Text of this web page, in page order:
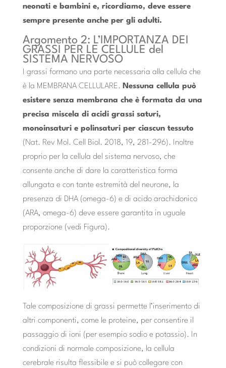
neonati e bambini e, ricordiamo, deve essere
sempre presente anche per gli adulti.
Argomento 2: L’IMPORTANZA DEI
GRASSI PER LE CELLULE del
SISTEMA NERVOSO
I grassi formano una parte necessaria alla cellula che
è la MEMBRANA CELLULARE. Nessuna cellula può
esistere senza membrana che è formata da una
precisa miscela di acidi grassi saturi,
monoinsaturi e polinsaturi per ciascun tessuto
(Nat. Rev Mol. Cell Biol. 2018, 19, 281-296). Inoltre
proprio per la cellula del sistema nervoso, che
consente anche di dare la caratteristica forma
allungata e con tante estremità del neurone, la
presenza di DHA (omega-6) e di acido arachidonico
(ARA, omega-6) deve essere garantita in uguale
proporzione (vedi Figura).
Tale composizione di grassi permette l’inserimento di
altri componenti, come le proteine, per consentire il
passaggio di ioni (per esempio sodio e potassio). In
condizioni di normale composizione, la cellula
cerebrale risulta flessibile e si può collegare con